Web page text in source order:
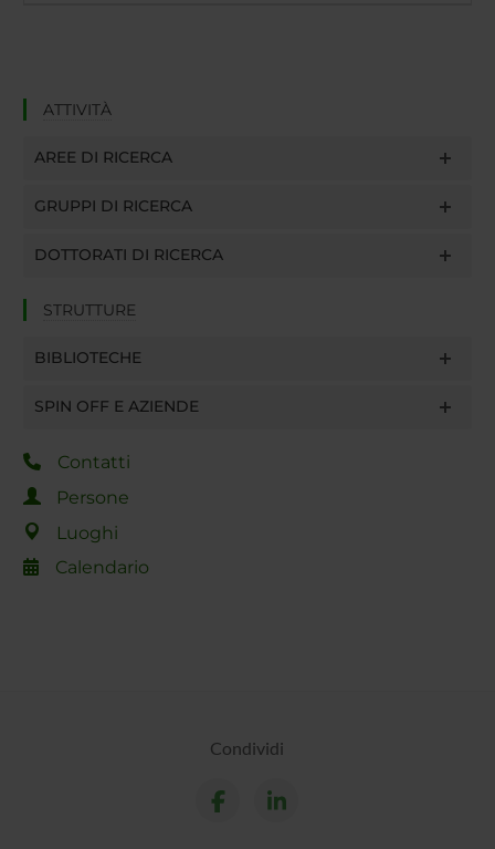
ATTIVITÀ
AREE DI RICERCA
GRUPPI DI RICERCA
DOTTORATI DI RICERCA
STRUTTURE
BIBLIOTECHE
SPIN OFF E AZIENDE
Contatti
Persone
Luoghi
Calendario
Condividi